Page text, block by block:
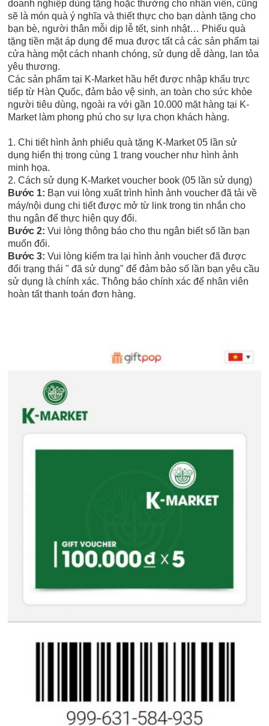
doanh nghiệp dùng tặng hoặc thưởng cho nhân viên, cũng
sẽ là món quà ý nghĩa và thiết thực cho bạn dành tặng cho
bạn bè, người thân mỗi dịp lễ tết, sinh nhật… Phiếu quà
tặng tiền mặt áp dụng để mua được tất cả các sản phẩm tại
cửa hàng một cách nhanh chóng, sử dụng dễ dàng, lan tỏa
yêu thương.
Các sản phẩm tại K-Market hầu hết được nhập khẩu trực
tiếp từ Hàn Quốc, đảm bảo vệ sinh, an toàn cho sức khỏe
người tiêu dùng, ngoài ra với gần 10.000 mặt hàng tại K-
Market làm phong phú cho sự lựa chọn khách hàng.
1. Chi tiết hình ảnh phiếu quà tặng K-Market 05 lần sử
dụng hiển thị trong cùng 1 trang voucher như hình ảnh
minh họa.
2. Cách sử dụng K-Market voucher book (05 lần sử dụng)
Bước 1: Bạn vui lòng xuất trình hình ảnh voucher đã tải về
máy/nội dung chi tiết được mở từ link trong tin nhắn cho
thu ngân để thực hiện quy đổi.
Bước 2:Vui lòng thông báo cho thu ngân biết số lần bạn
muốn đổi.
Bước 3: Vui lòng kiểm tra lại hình ảnh voucher đã được
đổi trạng thái " đã sử dụng" để đảm bảo số lần bạn yêu cầu
sử dụng là chính xác. Thông báo chính xác để nhân viên
hoàn tất thanh toán đơn hàng.